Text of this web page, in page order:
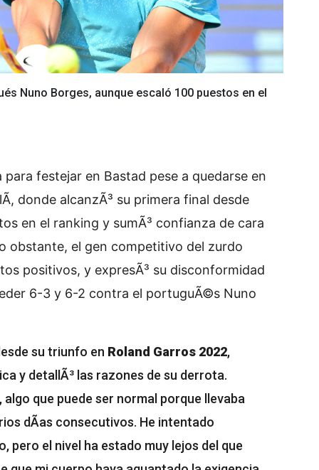
Nuno Borges, aunque escaló 100 puestos en el
festejar en Bastad pese a quedarse en
donde alcanzÃ³ su primera final desde
en el ranking y sumÃ³ confianza de cara
obstante, el gen competitivo del zurdo
positivos, y expresÃ³ su disconformidad
6-3 y 6-2 contra el portuguÃ©s Nuno
su triunfo en Roland Garros 2022,
y detallÃ³ las razones de su derrota.
, algo que puede ser normal porque llevaba
dÃ­as consecutivos. He intentado
el nivel ha estado muy lejos del que